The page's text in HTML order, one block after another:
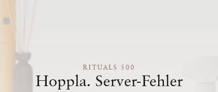
RITUALS 500
Hoppla. Server-Fehler